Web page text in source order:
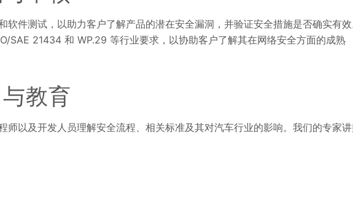
软件测试，以助力客户了解产品的潜在安全漏洞，并验证安全措施是否确实有
SAE 21434 和 WP.29 等行业要求，以协助客户了解其在网络安全方面的成熟
教育
师以及开发人员理解安全流程、相关标准及其对汽车行业的影响。我们的专家